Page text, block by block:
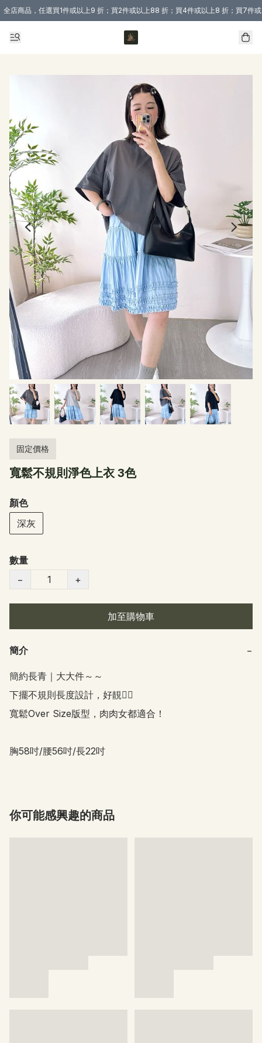
全店商品，任選買1件或以上9 折；買2件或以上88 折；買4件或以上8 折；買7件
購買 3 件商品或以上即享免運費優惠！（適用於 本地送貨、本地取貨 )
固定價格
寬鬆不規則淨色上衣 3色
顏色
深灰
數量
−
+
加至購物車
簡介 −
簡約長青｜大大件～～
下擺不規則長度設計，好靚👍🏻
寬鬆Over Size版型，肉肉女都適合！
胸58吋/腰56吋/長22吋
你可能感興趣的商品